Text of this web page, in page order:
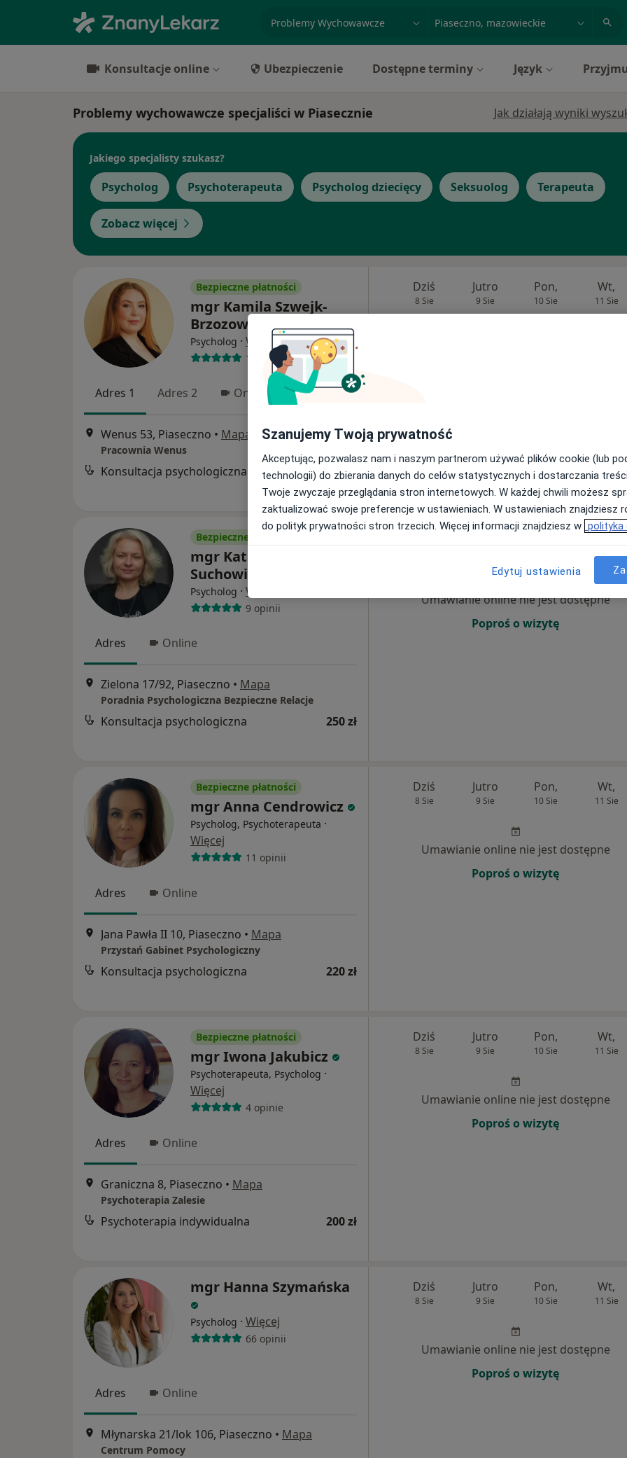
Konsultacje online Ubezpieczenie Dostępne terminy Język
Problemy wychowawcze specjaliści w Piasecznie Jak działają wyniki
Jakiego specjalisty szukasz?
Psycholog Psychoterapeuta Psycholog dziecięcy Seksuolog Terapeuta
Zobacz więcej
Bezpieczne płatności
mgr Kamila Szwejk-
Brzozowska
Psycholog · Więcej
10 opinii
Adres 1 Adres 2 Online
Wenus 53, Piaseczno • Mapa
Pracownia Wenus
Konsultacja psychologiczna 200 zł
Dziś
8 Sie
Jutro
9 Sie
Pon,
10 Sie
Wt,
11 Sie
Bezpieczne płatności
mgr Katarzyna
Suchowicz-Herma
Psycholog · Więcej
9 opinii
Adres Online
Zielona 17/92, Piaseczno • Mapa
Poradnia Psychologiczna Bezpieczne Relacje
Konsultacja psychologiczna 250 zł
Pon, Wt,
Umawianie online nie jest dostępne
Poproś o wizytę
Bezpieczne płatności
mgr Anna Cendrowicz
Psycholog, Psychoterapeuta ·
Więcej
11 opinii
Adres Online
Jana Pawła II 10, Piaseczno • Mapa
Przystań Gabinet Psychologiczny
Konsultacja psychologiczna 220 zł
Dziś
8 Sie
Jutro
9 Sie
Pon,
10 Sie
Wt,
11 Sie
Umawianie online nie jest dostępne
Poproś o wizytę
Bezpieczne płatności
mgr Iwona Jakubicz
Psychoterapeuta, Psycholog ·
Więcej
4 opinie
Adres Online
Graniczna 8, Piaseczno • Mapa
Psychoterapia Zalesie
Psychoterapia indywidualna 200 zł
Dziś
8 Sie
Jutro
9 Sie
Pon,
10 Sie
Wt,
11 Sie
Umawianie online nie jest dostępne
Poproś o wizytę
mgr Hanna Szymańska
Psycholog · Więcej
66 opinii
Adres Online
Młynarska 21/lok 106, Piaseczno • Mapa
Centrum Pomocy
Dziś
8 Sie
Jutro
9 Sie
Pon,
10 Sie
Wt,
11 Sie
Umawianie online nie jest dostępne
Poproś o wizytę
Szanujemy Twoją prywatność
Akceptując, pozwalasz nam i naszym partnerom używać plików cookie (lub
technologii) do zbierania danych do celów statystycznych i dostarczania
Twoje zwyczaje przeglądania stron internetowych. W każdej chwili możesz
zaktualizować swoje preferencje w ustawieniach. W ustawieniach znajdziesz
do polityk prywatności stron trzecich. Więcej informacji znajdziesz w polityka
Edytuj ustawienia